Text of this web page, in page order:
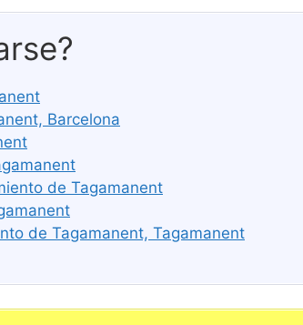
Barcelona
de Tagamanent
de Tagamanent, Tagamanent